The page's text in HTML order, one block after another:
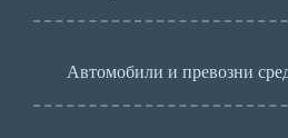
Автомобили и превозни